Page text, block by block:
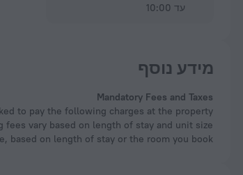
עד 10:00
מידע נוסף
Mandatory Fees and Taxes
to pay the following charges at the property:
fees vary based on length of stay and unit size
based on length of stay or the room you book.